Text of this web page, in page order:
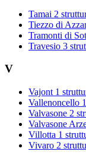
Tamai 2
Tiezzo di
Tramonti di
Travesio 3
V
Vajont 1
Vallenoncello
Valvasone 2
Valvasone
Villotta 1
Vivaro 2